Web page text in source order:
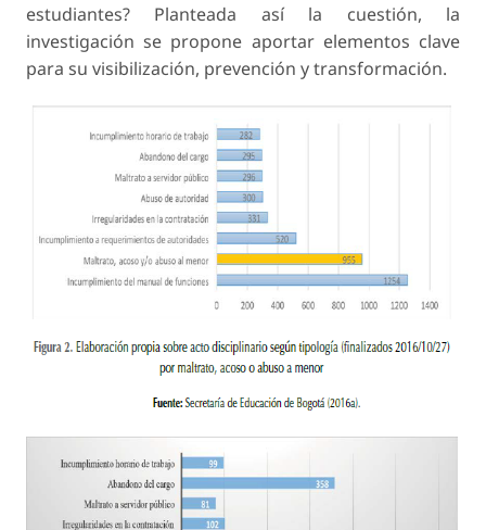
estudiantes? Planteada así la cuestión, la
investigación se propone aportar elementos clave
para su visibilización, prevención y transformación.